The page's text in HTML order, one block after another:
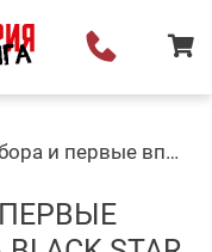
История выбора и первые впечатления Xesta Black Star 2nd Generation S83 Distance Scape